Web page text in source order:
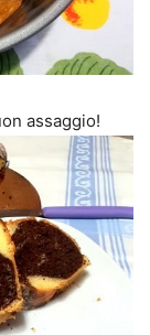
assaggio!